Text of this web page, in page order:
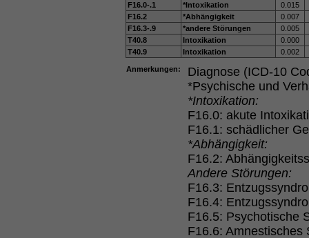
F16.0-.1
*Intoxikation
0.015
F16.2
*Abhängigkeit
0.007
F16.3-.9
*andere Störungen
0.005
T40.8
Intoxikation
0.000
T40.9
Intoxikation 0.002
Anmerkungen:
Diagnose (ICD-10
*Psychische und
*Intoxikation:
F16.0: akute
F16.1: schädlicher
*Abhängigkeit:
F16.2:
Andere Störungen:
F16.3:
F16.4:
F16.5: Psychotische
F16.6: Amnestisches